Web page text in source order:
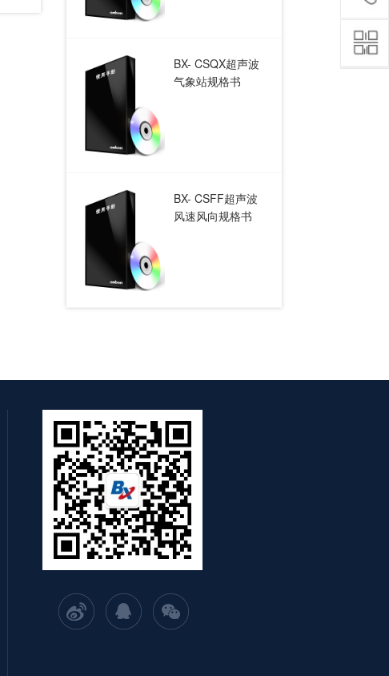
BX- CSQX超声波
气象站规格书
BX- CSFF超声波
风速风向规格书